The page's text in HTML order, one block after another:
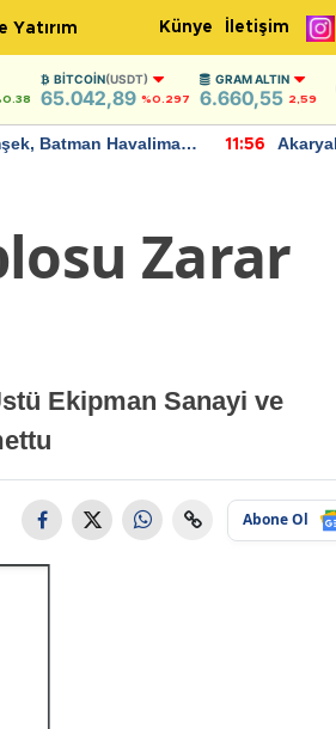
Yatırım Künye İletişim
BITCOIN(USDT)
65.042,89 %0.297
GRAM ALTIN
6.660,55 2,59
Batman Havalimanı
11:56
Zarar
Ekipman Sanayi ve
Abone Ol